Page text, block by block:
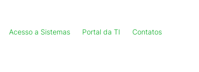
Acesso a Sistemas Portal da TI Contatos